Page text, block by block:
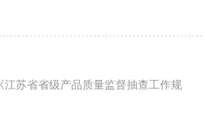
苏省省级产品质量监督抽查工作规